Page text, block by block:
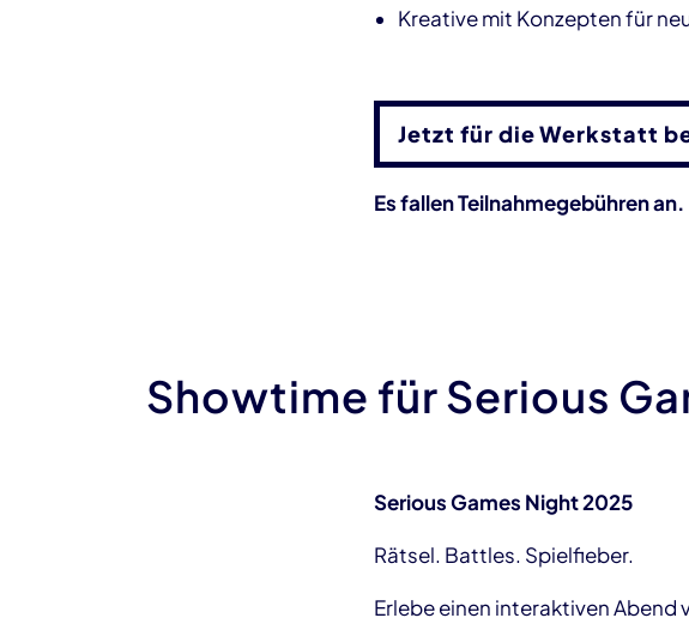
Kreative mit Konzepten für
Jetzt für die Werkstatt
Es fallen Teilnahmegebühren an.
Showtime für Serious
Serious Games Night 2025
Rätsel. Battles. Spielfieber.
Erlebe einen interaktiven Abend